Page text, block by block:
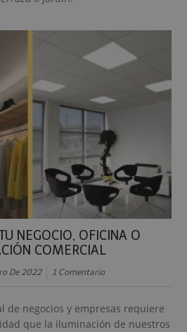
NEGOCIO, OFICINA O
COMERCIAL
De 2022 1 Comentario
de negocios y empresas requiere
que la iluminación de nuestros